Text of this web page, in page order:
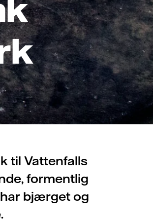
til Vattenfalls
formentlig
bjærget og